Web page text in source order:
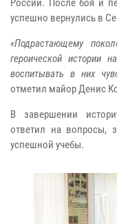
России. После боя и
успешно вернулись в
«Подрастающему
героической
воспитывать в них
отметил майор Денис
В завершении
ответил на вопросы,
успешной учебы.